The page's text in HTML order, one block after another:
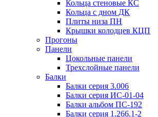
Кольца стеновые КС
Кольца с дном ДК
Плиты низа ПН
Крышки колодцев КЦП
Прогоны
Панели
Цокольные панели
Трехслойные панели
Балки
Балки серия 3.006
Балки серия ИС-01-04
Балки альбом ПС-192
Балки серия 1.266.1-2